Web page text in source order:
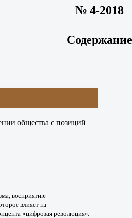
№ 4-2018
Содержание
общества с позиций
восприятию
влияет на
«цифроваяреволюция».